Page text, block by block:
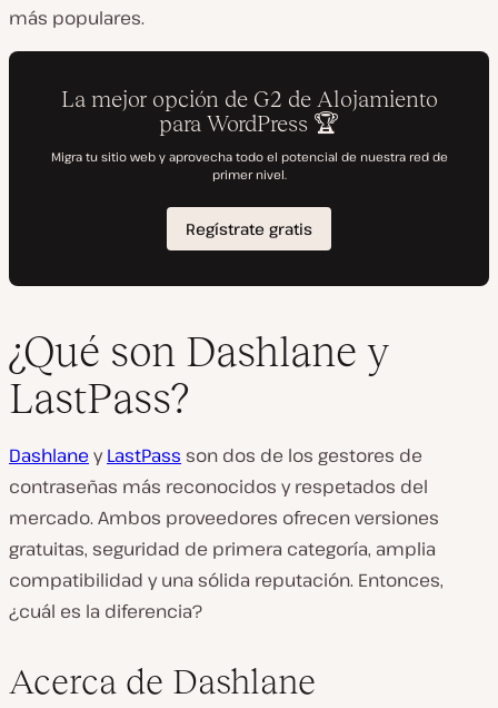
más populares.
¿Qué son Dashlane y
LastPass?
Dashlane yLastPass son dos de los gestores de
contraseñas más reconocidos y respetados del
mercado. Ambos proveedores ofrecen versiones
gratuitas, seguridad de primera categoría, amplia
compatibilidad y una sólida reputación. Entonces,
¿cuál es la diferencia?
Acerca de Dashlane